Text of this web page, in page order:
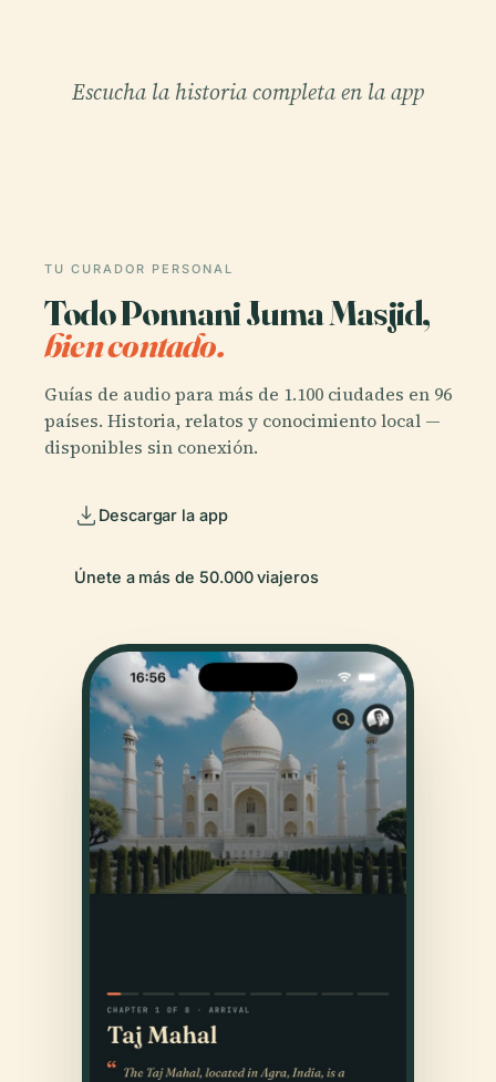
Escucha la historia completa en la app
TU CURADOR PERSONAL
Todo Ponnani Juma Masjid,
bien contado.
Guías de audio para más de 1.100 ciudades en 96
países. Historia, relatos y conocimiento local —
disponibles sin conexión.
Descargar la app
Únete a más de 50.000 viajeros